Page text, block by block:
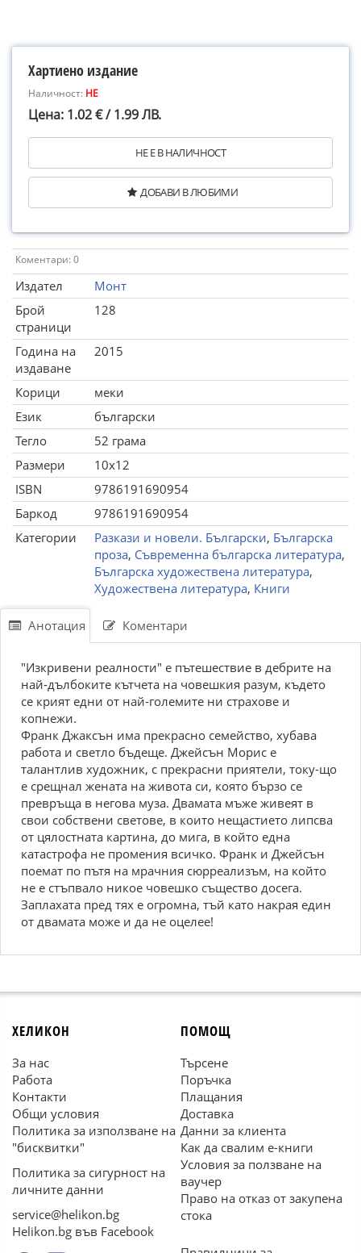
Хартиено издание
Наличност: НЕ
Цена: 1.02 € / 1.99 ЛВ.
НЕ Е В НАЛИЧНОСТ
ДОБАВИ В ЛЮБИМИ
Коментари: 0
Издател
Монт
Брой
страници
128
Година на
издаване
2015
Корици
меки
Език
български
Тегло
52 грама
Размери
10x12
ISBN
9786191690954
Баркод
9786191690954
Категории
Разкази и новели. Български, Българска
проза, Съвременна българска литература,
Българска художествена литература,
Художествена литература, Книги
Анотация Коментари
"Изкривени реалности" е пътешествие в дебрите на
най-дълбоките кътчета на човешкия разум, където
се крият едни от най-големите ни страхове и
копнежи.
Франк Джаксън има прекрасно семейство, хубава
работа и светло бъдеще. Джейсън Морис е
талантлив художник, с прекрасни приятели, току-що
е срещнал жената на живота си, която бързо се
превръща в негова муза. Двамата мъже живеят в
свои собствени светове, в които нещастието липсва
от цялостната картина, до мига, в който една
катастрофа не промения всичко. Франк и Джейсън
поемат по пътя на мрачния сюрреализъм, на който
не е стъпвало никое човешко същество досега.
Заплахата пред тях е огромна, тъй като накрая един
от двамата може и да не оцелее!
ХЕЛИКОН
За нас
Работа
Контакти
Общи условия
Политика за използване на
"бисквитки"
Политика за сигурност на
личните данни
service@helikon.bg
Helikon.bg във Facebook
ПОМОЩ
Търсене
Поръчка
Плащания
Доставка
Данни за клиента
Как да свалим е-книги
Условия за ползване на
ваучер
Право на отказ от закупена
стока